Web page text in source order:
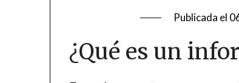
Publicada el
¿Qué es un